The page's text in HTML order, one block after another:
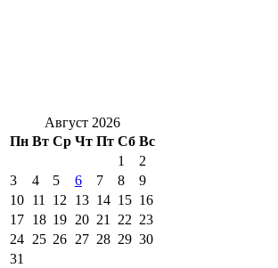
Август 2026
Пн Вт Ср Чт Пт Сб Вс
1
2
3
4 5 6 7 8
9
10 11 12 13 14 15 16
17 18 19 20 21 22 23
24 25 26 27 28 29 30
31